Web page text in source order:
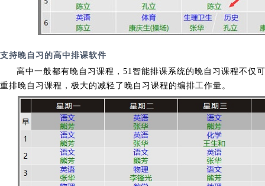
支持晚自习的高中排课软件
高中一般都有晚自习课程，51智能排课系统的晚自习课程不仅
重排晚自习课程，极大的减轻了晚自习课程的编排工作量。